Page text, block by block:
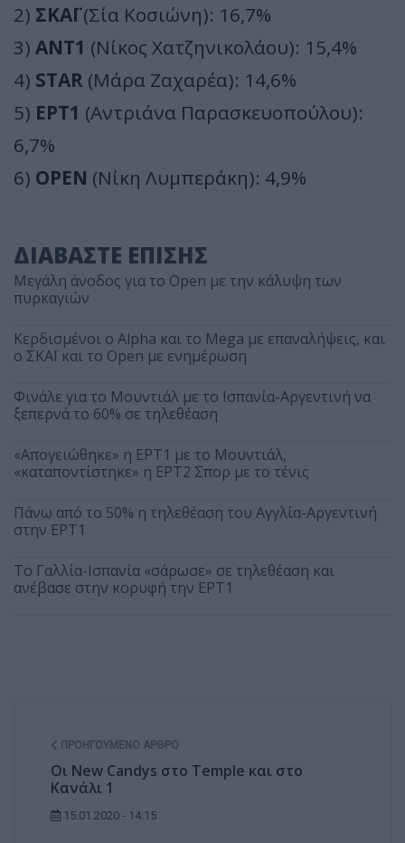
2) ΣΚΑΪ(Σία Κοσιώνη): 16,7%
3) ΑΝΤ1 (Νίκος Χατζηνικολάου): 15,4%
4) STAR (Μάρα Ζαχαρέα): 14,6%
5) ΕΡΤ1 (Αντριάνα Παρασκευοπούλου):
6,7%
6) OPEN (Νίκη Λυμπεράκη): 4,9%
ΔΙΑΒΑΣΤΕ ΕΠΙΣΗΣ
Μεγάλη άνοδος για το Open με την κάλυψη των
πυρκαγιών
Κερδισμένοι ο Alpha και το Mega με επαναλήψεις, και
ο ΣΚΑΪ και το Open με ενημέρωση
Φινάλε για το Μουντιάλ με το Ισπανία-Αργεντινή να
ξεπερνά το 60% σε τηλεθέαση
«Απογειώθηκε» η ΕΡΤ1 με το Μουντιάλ,
«καταποντίστηκε» η ΕΡΤ2 Σπορ με το τένις
Πάνω από το 50% η τηλεθέαση του Αγγλία-Αργεντινή
στην ΕΡΤ1
Το Γαλλία-Ισπανία «σάρωσε» σε τηλεθέαση και
ανέβασε στην κορυφή την ΕΡΤ1
ΠΡΟΗΓΟΎΜΕΝΟ ΆΡΘΡΟ
Οι New Candys στο Temple και στο
Κανάλι 1
15.01.2020 - 14:15